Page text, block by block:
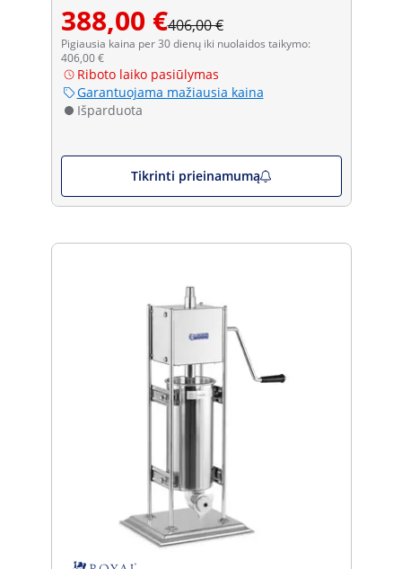
388,00 €406,00 €
Pigiausia kaina per 30 dienų iki nuolaidos taikymo:
406,00 €
Riboto laiko pasiūlymas
Garantuojama mažiausia kaina
Išparduota
Tikrinti prieinamumą